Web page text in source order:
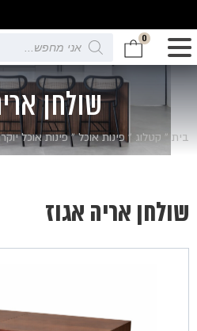
0
Products
search
שולחן
בית » קטלוג » פינות אוכל»פינות אוכל
שולחן אריה אגוז